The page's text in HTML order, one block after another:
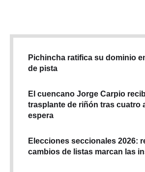
Pichincha ratifica su dominio
de pista
El cuencano Jorge Carpio
trasplante de riñón tras cuatro
espera
Elecciones seccionales 2026:
cambios de listas marcan las